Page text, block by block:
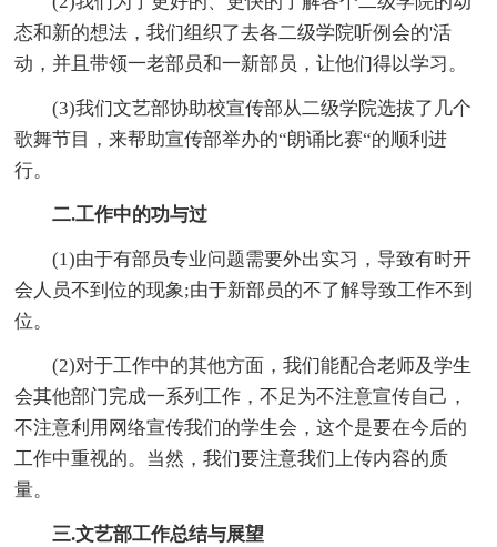
态和新的想法，我们组织了去各二级学院听例会的'活
动，并且带领一老部员和一新部员，让他们得以学习。
(3)我们文艺部协助校宣传部从二级学院选拔了几个
歌舞节目，来帮助宣传部举办的“朗诵比赛“的顺利进
行。
二.工作中的功与过
(1)由于有部员专业问题需要外出实习，导致有时开
会人员不到位的现象;由于新部员的不了解导致工作不到
位。
(2)对于工作中的其他方面，我们能配合老师及学生
会其他部门完成一系列工作，不足为不注意宣传自己，
不注意利用网络宣传我们的学生会，这个是要在今后的
工作中重视的。当然，我们要注意我们上传内容的质
量。
三.文艺部工作总结与展望